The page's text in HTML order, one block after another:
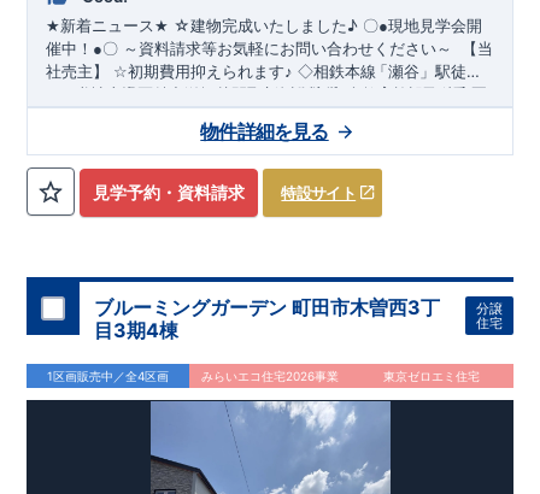
★新着ニュース★ ☆建物完成いたしました♪ 〇●現地見学会開
催中！ ●〇 ～資料請求等お気軽にお問い合わせください～
【当
社売主】
☆初期費用抑えられます♪ ◇相鉄本線「瀬谷 」駅徒歩
​
◇都内へのアクセス良好使い勝手の良い多彩な間取り
・開放感を演出するスタイリッシュな間取り
上げ天井】
ります（5号棟） 【吹き抜け天井】 ◇実際に生活した時に便利
◇ ・ちょっとした収納に
【収納スペース・各居室クローゼット
躍！【浴室乾燥暖房機】
≪ ブルーミングガーデンのこ だ
設』住宅性能評価‥‥評価を受けた図面通りに施工されている
か、建設までに計 4 回チェックが行われます。 ・図面や書類上
だけでなく、「現場の施工状況」を検査した上で、品質を保証
しております。
だからこそ、お客様の安心に繋がります。 ・設計、施工、営業
が協力しあい、最良のプランをご提供いたします。 ・不要な中
間マージンを抑える事で、コストダウンに努めております。
スマートフォンで見やすい特設サイトはこちら
https://www.e-blooming.com/bukken/51775003/
見学予約・資料請求 特設サイト
物件詳細を見る
ブルーミングガーデン 町田市木曽西3丁
目3期4棟
分譲
住宅
1区画販売中／全4区画 みらいエコ住宅2026事業 東京ゼロエミ住宅